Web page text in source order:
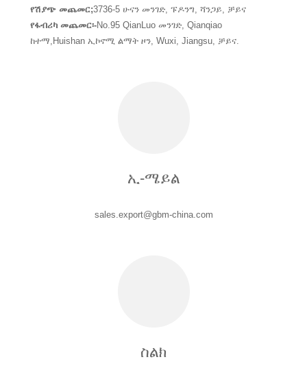
የሽያጭ መጨመር;3736-5 ሁናን መንገድ, ፑዶንግ, ሻንጋይ, ቻይና
የፋብሪካ መጨመር፡-No.95 QianLuo መንገድ, Qianqiao
ከተማ,Huishan ኢኮኖሚ ልማት ዞን, Wuxi, Jiangsu, ቻይና.
ኢ-ሜይል
sales.export@gbm-china.com
ስልክ